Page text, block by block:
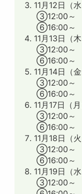
11月12日
③12:00～
⑥16:00～
11月13日
③12:00～
⑥16:00～
11月14日
③12:00～
⑥16:00～
11月17日
③12:00～
⑥16:00～
11月18日
③12:00～
⑥16:00～
11月19日
③12:00～